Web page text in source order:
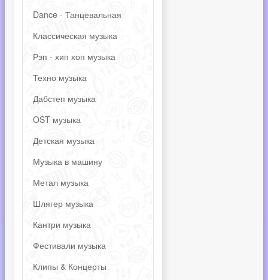
Dance - Танцевальная
Классическая музыка
Рэп - хип хоп музыка
Техно музыка
Дабстеп музыка
OST музыка
Детская музыка
Музыка в машину
Метал музыка
Шлягер музыка
Кантри музыка
Фестивали музыка
Клипы & Концерты